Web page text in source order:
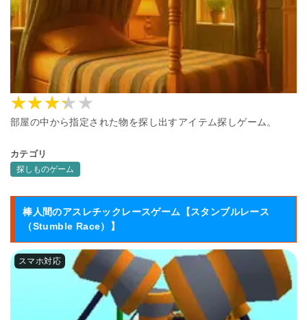
部屋の中から指定された物を探し出すアイテム探しゲーム。
カテゴリ
探しものゲーム
棒人間のアスレチックレースゲーム【スタンブルレース
（Stumble Race）】